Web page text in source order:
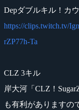
Depダブルキル！カ
https://clips.twitch.tv/
rZP77h-Ta
CLZ 3キル
岸大河「CLZ！
も有利がありますの